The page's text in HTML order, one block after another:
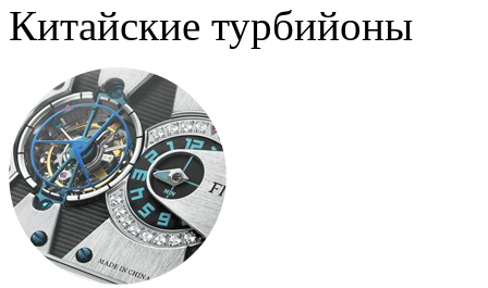
Китайские турбийоны